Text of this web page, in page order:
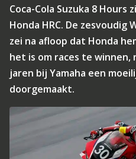
Coca-Cola Suzuka 8
Honda HRC. De zesvoudig
zei na afloop dat Honda
het is om races te
jaren bij Yamaha een
doorgemaakt.